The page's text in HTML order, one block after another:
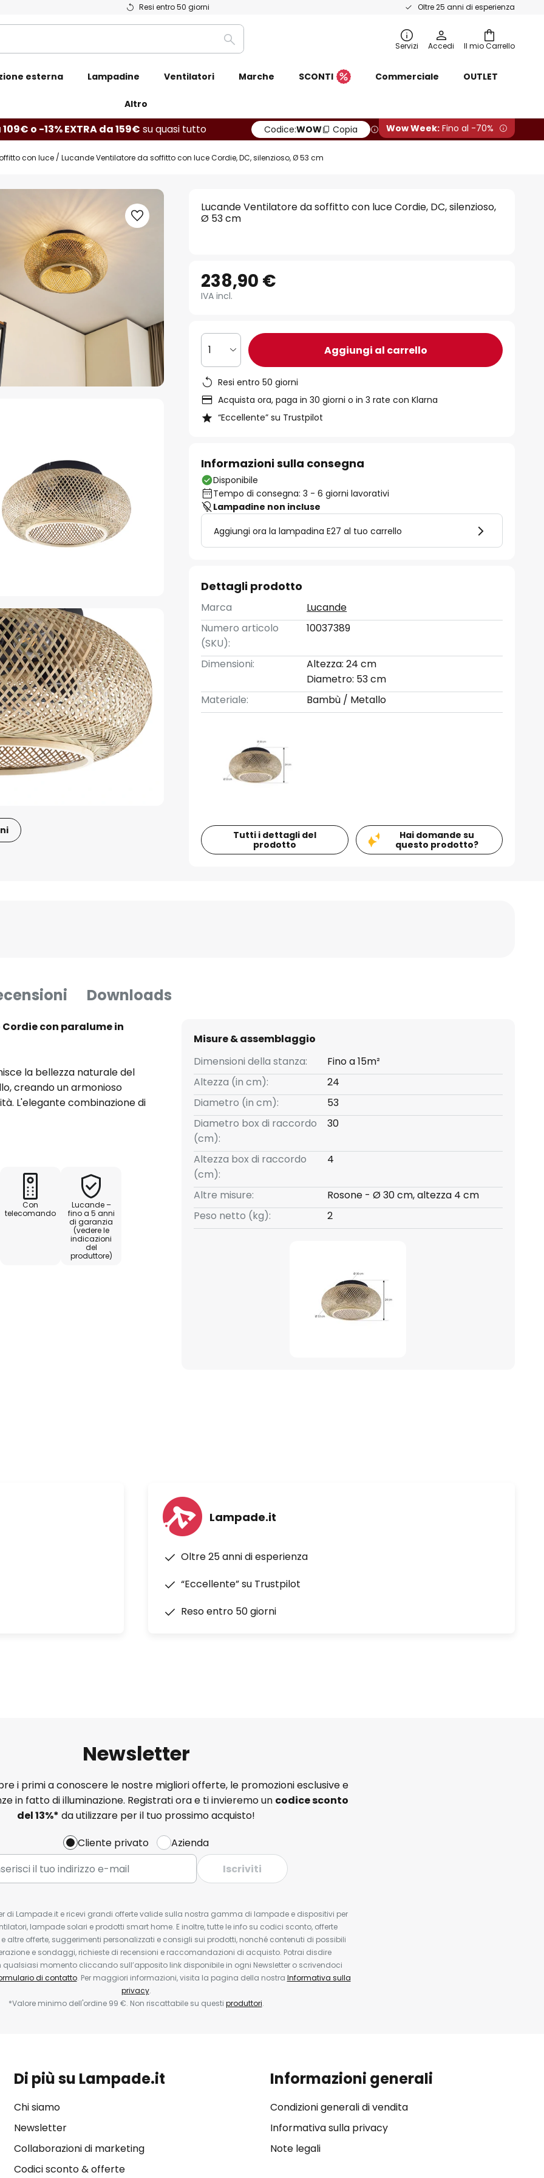
Resi entro 50 giorni Oltre 25 anni di esperienza
Il mio Carrello
Ricerca Servizi Accedi
esterna Lampadine Ventilatori Marche SCONTI Commerciale OUTLET
Altro
109€ o -13% EXTRA da 159€ su quasi tutto Codice:WOW Copia Wow Week: Fino al -70%
con luce Lucande Ventilatore da soffitto con luce Cordie, DC, silenzioso, Ø 53 cm
Lucande Ventilatore da soffitto con luce Cordie, DC, silenzioso,
Ø 53 cm
238,90 €
IVA incl.
1 Aggiungi al carrello
Resi entro 50 giorni
Acquista ora, paga in 30 giorni o in 3 rate con Klarna
“Eccellente” su Trustpilot
Informazioni sulla consegna
Disponibile
Tempo di consegna: 3 - 6 giorni lavorativi
Lampadine non incluse
Aggiungi ora la lampadina E27 al tuo carrello
Dettagli prodotto
Marca
Lucande
Numero articolo
(SKU):
10037389
Dimensioni:
Altezza: 24 cm
Diametro: 53 cm
Materiale:
Bambù / Metallo
Tutti i dettagli del
prodotto
Hai domande su
questo prodotto?
Downloads
con paralume in
la bellezza naturale del
creando un armonioso
L'elegante combinazione di
in un ambiente
controllato tramite il
(batterie escluse). La
un dimmer esterno offre
dell'illuminazione. Si
e le lampadine
separatamente.
Con
telecomando
Lucande –
fino a 5 anni
di garanzia
(vedere le
indicazioni
del
produttore)
Misure & assemblaggio
Dimensioni della stanza:
Fino a 15m²
Altezza (in cm):
24
Diametro (in cm):
53
Diametro box di raccordo
(cm):
30
Altezza box di raccordo
(cm):
4
Altre misure:
Rosone - Ø 30 cm, altezza 4 cm
Peso netto (kg):
2
Lampade.it
Oltre 25 anni di esperienza
“Eccellente” su Trustpilot
Reso entro 50 giorni
Newsletter
i primi a conoscere le nostre migliori offerte, le promozioni esclusive e
in fatto di illuminazione. Registrati ora e ti invieremo un codice sconto
del13%* da utilizzare per il tuo prossimo acquisto!
Cliente privato
Azienda
Iscriviti
di Lampade.it e ricevi grandi offerte valide sulla nostra gamma di lampade e dispositivi per
lampade solari e prodotti smart home. E inoltre, tutte le info su codici sconto, offerte
altre offerte, suggerimenti personalizzati e consigli sui prodotti, nonché contenuti di possibili
e sondaggi, richieste di recensioni e raccomandazioni di acquisto. Potrai disdire
momento cliccando sull’apposito link disponibile in ogni Newsletter o scrivendoci
di contatto. Per maggiori informazioni, visita la pagina della nostra Informativa sulla
privacy.
*Valore minimo dell'ordine 99 €. Non riscattabile su questi produttori.
Di più su Lampade.it
Chi siamo
Newsletter
Collaborazioni di marketing
Codici sconto & offerte
Informazioni generali
Condizioni generali di vendita
Informativa sulla privacy
Note legali